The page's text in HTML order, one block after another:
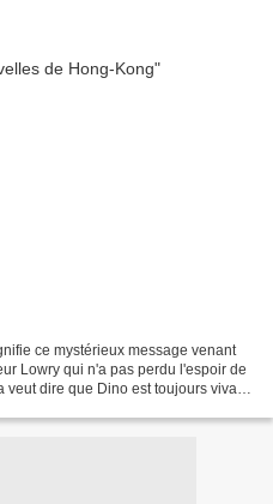
ce mystérieux message venant
Lowry qui n'a pas perdu l'espoir de
dire que Dino est toujours vivant